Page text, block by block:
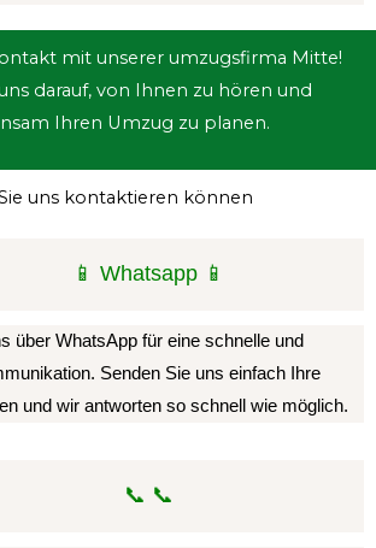
mit unserer umzugsfirma Mitte!
darauf, von Ihnen zu hören und
Ihren Umzug zu planen.
uns kontaktieren können
📱 Whatsapp 📱
über WhatsApp für eine schnelle und
Senden Sie uns einfach Ihre
und wir antworten so schnell wie möglich.
📞 📞